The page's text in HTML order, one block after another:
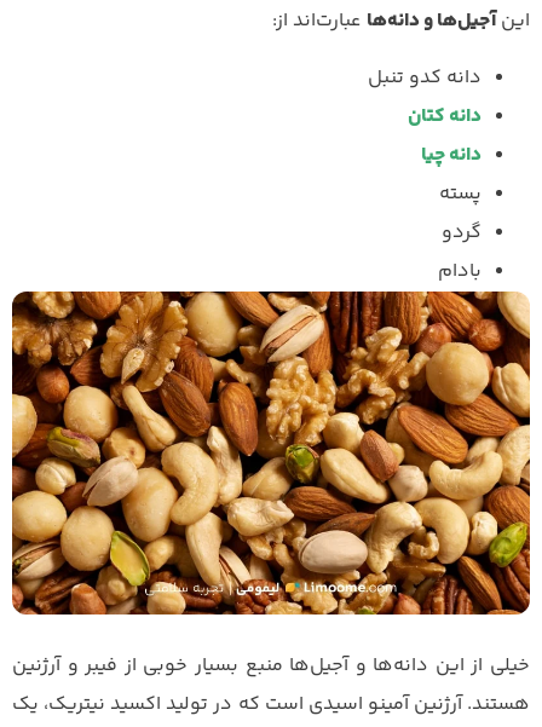
اینآجیل‌ها و دانه‌ها عبارت‌اند از:
دانه کدو تنبل
دانه کتان
دانه چیا
پسته
گردو
بادام
خیلی از این دانه‌ها و آجیل‌ها منبع بسیار خوبی از فیبر و آرژنین
هستند. آرژنین آمینو اسیدی است که در تولید اکسید نیتریک، یک